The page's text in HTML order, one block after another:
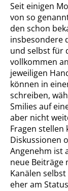
Seit einigen
von so
den schon
insbesondere
und selbst für
vollkommen
jeweiligen
können in
schreiben,
Smilies auf
aber nicht
Fragen stellen
Diskussionen
Angenehm ist
neue Beiträge
Kanälen
eher am